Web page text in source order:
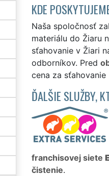
KDE
Naša spoločnosť
materiálu do Žiaru
sťahovanie v Žiari
odborníkov. Pred
cena za sťahovanie
ĎALŠIE SLUŽBY,
franchisovej siete
čistenie.